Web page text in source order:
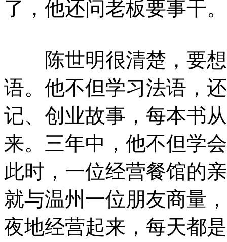
了，他还问老板要事干
陈世明很清楚，要想
语。他不但学习法语，
记、创业故事，每本书
来。三年中，他不但学
此时，一位经营餐馆的
就与温州一位朋友商量
夜地经营起来，每天都